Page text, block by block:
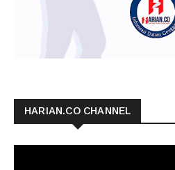
HARIAN.CO CHANNEL